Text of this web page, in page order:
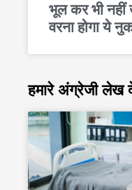
भूल कर भी नहीं
वरना होगा ये
हमारे अंग्रेजी लेख